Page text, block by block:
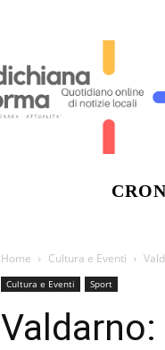
Home Cultura e Eventi
Cultura e Eventi Sport